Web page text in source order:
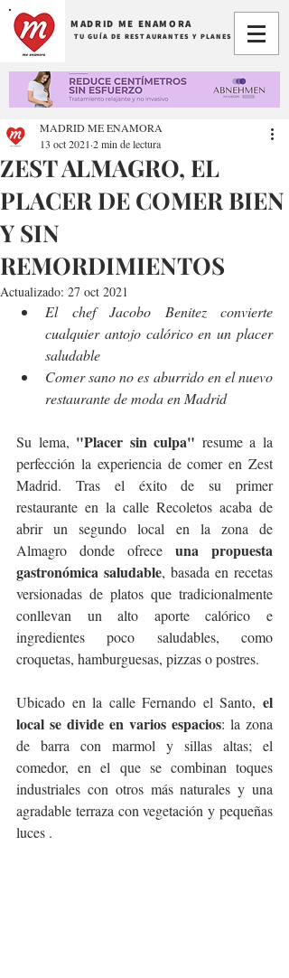
MADRID ME ENAMORA
TU GUÍA DE RESTAURANTES Y PLANES
ZEST ALMAGRO, EL
PLACER DE COMER BIEN
Y SIN
REMORDIMIENTOS
MADRID ME ENAMORA
13 oct 2021 2 min de lectura
Actualizado: 27 oct 2021
El chef Jacobo Benitez convierte
cualquier antojo calórico en un placer
saludable
Comer sano no es aburrido en el nuevo
restaurante de moda en Madrid
Su lema, "Placer sin culpa" resume a la
perfección la experiencia de comer en Zest
Madrid. Tras el éxito de su primer
restaurante en la calle Recoletos acaba de
abrir un segundo local en la zona de
Almagro donde ofrece una propuesta
gastronómica saludable, basada en recetas
versionadas de platos que tradicionalmente
conllevan un alto aporte calórico e
ingredientes poco saludables, como
croquetas, hamburguesas, pizzas o postres.
Ubicado en la calle Fernando el Santo, el
local se divide en varios espacios: la zona
de barra con marmol y sillas altas; el
comedor, en el que se combinan toques
industriales con otros más naturales y una
agradable terraza con vegetación y pequeñas
luces .